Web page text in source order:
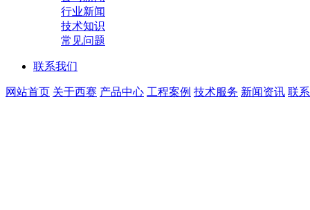
行业新闻
技术知识
常见问题
联系我们
网站首页 关于西赛 产品中心 工程案例 技术服务 新闻资讯 联